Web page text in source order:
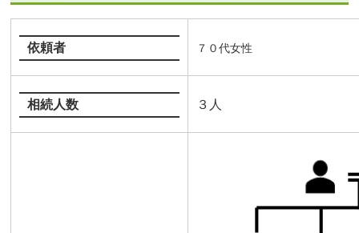
依頼者 ７０代女性
相続人数 ３人